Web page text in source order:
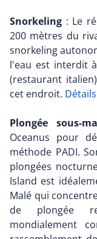
Snorkeling : Le
200 mètres du
snorkeling
l'eau est interdit
(restaurant
cet endroit.
Plongée sous-
Oceanus pour
méthode PADI.
plongées
Island est
Malé qui
de plongée
mondialement